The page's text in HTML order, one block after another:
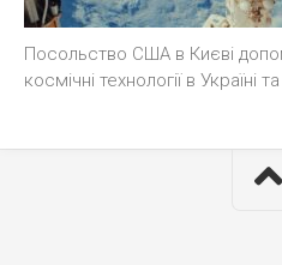
Посольство США в Києві
космічні технології в Україні